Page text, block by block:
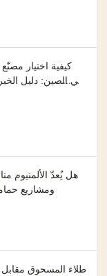
كيفية اختيار
هل يُعدّ الألمنيوم
ومشاريع
طلاء المسحوق مقابل